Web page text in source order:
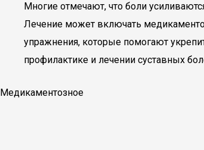
Многие отмечают, что боли
Лечение может включать
упражнения, которые помогают
профилактике и лечении суставных
Медикаментозное